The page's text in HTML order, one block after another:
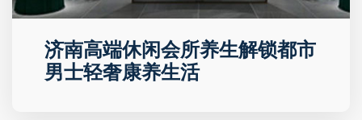
济南高端休闲会所养生解锁都市
男士轻奢康养生活